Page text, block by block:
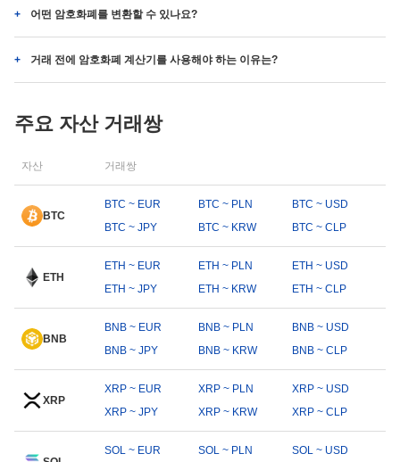
어떤 암호화폐를 변환할 수 있나요?
거래 전에 암호화폐 계산기를 사용해야 하는 이유는?
주요 자산 거래쌍
자산 거래쌍
BTC
BTC ~ EUR BTC ~ PLN
BTC ~ USD
BTC ~ JPY
BTC ~ KRW BTC ~ CLP
ETH
ETH ~ EUR ETH ~ PLN
ETH ~ USD
ETH ~ JPY
ETH ~ KRW ETH ~ CLP
BNB
BNB ~ EUR BNB ~ PLN
BNB ~ USD
BNB ~ JPY
BNB ~ KRW BNB ~ CLP
XRP
XRP ~ EUR XRP ~ PLN
XRP ~ USD
XRP ~ JPY
XRP ~ KRW XRP ~ CLP
SOL ~ EUR SOL ~ PLN
SOL ~ USD